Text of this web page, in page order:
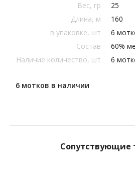
Вес, гр
25
Длина, м
160
в упаковке, шт
6
Состав
60%
Наличие количество, шт
6
6 мотков в наличии
Сопутствующие